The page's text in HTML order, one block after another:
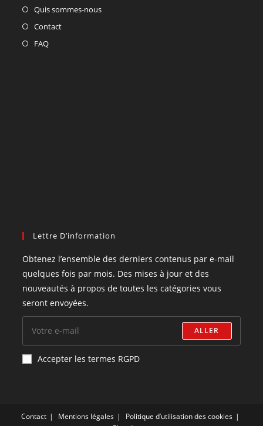
Quis sommes-nous
Contact
FAQ
Lettre D’information
Obtenez l’ensemble des derniers contenus par e-mail
quelques fois par mois. Des mises à jour et des
nouveautés à propos de toutes les catégories vous
seront envoyées.
ALLER
Accepter les termes RGPD
Contact Mentions légales
Politique d’utilisation des cookies